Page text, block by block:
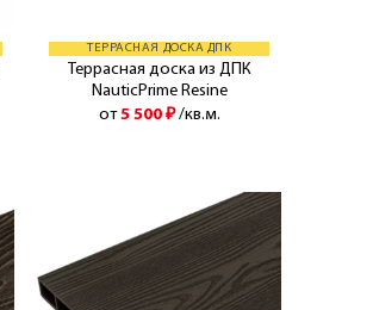
ТЕРРАСНАЯ ДОСКА ДПК
Террасная доска из ДПК
NauticPrime Resine
от5 500 ₽ /кв.м.